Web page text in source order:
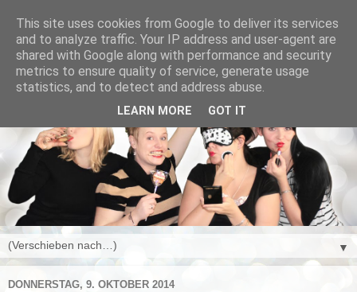
▼
DONNERSTAG, 9. OKTOBER 2014
This site uses cookies from Google to deliver its services
and to analyze traffic. Your IP address and user-agent are
shared with Google along with performance and security
metrics to ensure quality of service, generate usage
statistics, and to detect and address abuse.
LEARN MORE GOT IT